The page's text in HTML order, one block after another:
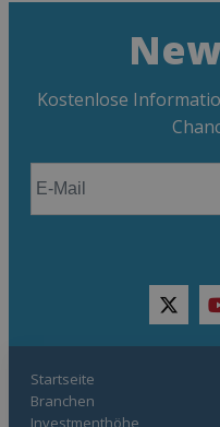
Kostenlose
Startseite
Branchen
Investmenthöhe